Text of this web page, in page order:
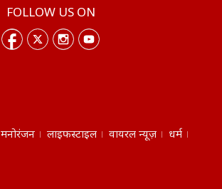
FOLLOW US ON
मनोरंजन लाइफस्टाइल वायरल न्यूज़
धर्म